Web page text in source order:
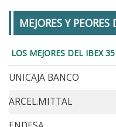
MEJORES Y
LOS MEJORES DEL IBEX 35
UNICAJA BANCO
ARCEL.MITTAL